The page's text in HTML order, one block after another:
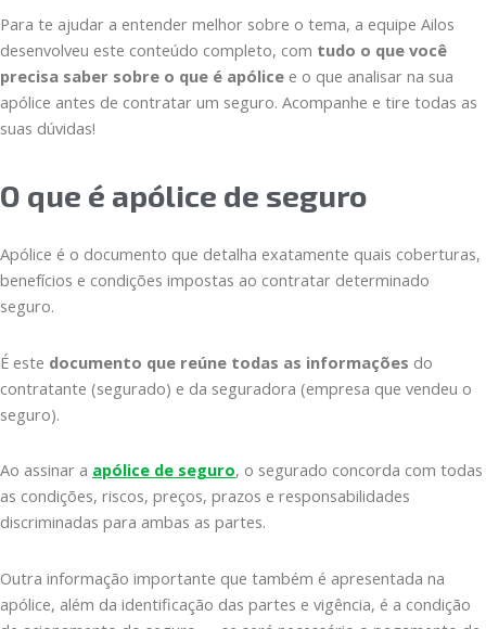
Para te ajudar a entender melhor sobre o tema, a equipe Ailos
desenvolveu este conteúdo completo, com tudo o que você
precisa saber sobre o que é apólice e o que analisar na sua
apólice antes de contratar um seguro. Acompanhe e tire todas as
suas dúvidas!
O que é apólice de seguro
Apólice é o documento que detalha exatamente quais coberturas,
benefícios e condições impostas ao contratar determinado
seguro.
É este documento que reúne todas as informações do
contratante (segurado) e da seguradora (empresa que vendeu o
seguro).
Ao assinar a apólice de seguro, o segurado concorda com todas
as condições, riscos, preços, prazos e responsabilidades
discriminadas para ambas as partes.
Outra informação importante que também é apresentada na
apólice, além da identificação das partes e vigência, é a condição